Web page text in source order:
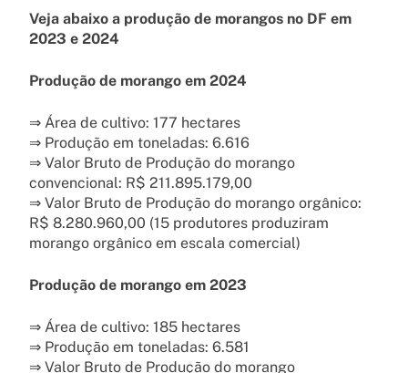
Veja abaixo a produção de morangos no DF em
2023 e 2024
Produção de morango em 2024
⇒ Área de cultivo: 177 hectares
⇒ Produção em toneladas: 6.616
⇒ Valor Bruto de Produção do morango
convencional: R$ 211.895.179,00
⇒ Valor Bruto de Produção do morango orgânico:
R$ 8.280.960,00 (15 produtores produziram
morango orgânico em escala comercial)
Produção de morango em 2023
⇒ Área de cultivo: 185 hectares
⇒ Produção em toneladas: 6.581
⇒ Valor Bruto de Produção do morango